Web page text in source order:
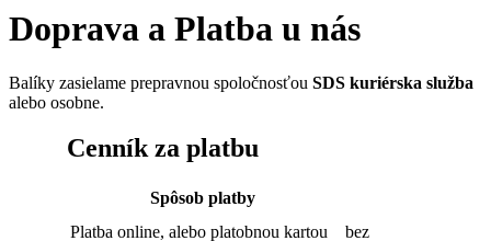
Doprava a Platba u nás
Balíky zasielame prepravnou spoločnosťou SDS kuriérska služba
alebo osobne.
Cenník za platbu
Spôsob platby
Platba online, alebo platobnou kartou
bez